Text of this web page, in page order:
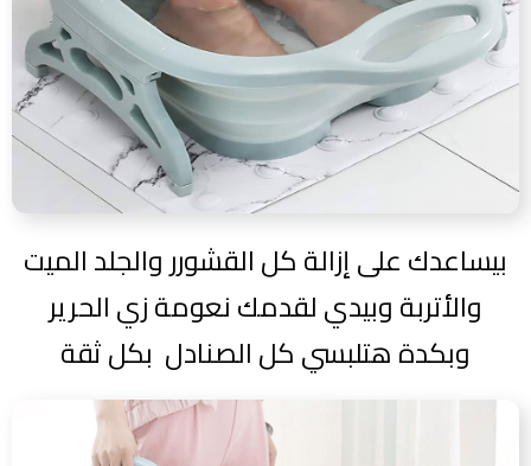
بيساعدك على إزالة كل القشورر والجلد الميت
والأتربة وبيدي لقدمك نعومة زي الحرير
وبكدة هتلبسي كل الصنادل بكل ثقة